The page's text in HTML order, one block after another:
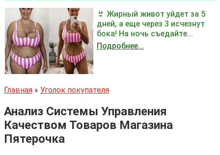
👙 Жирный живот уйдет за 5
дней, а еще через 3 исчезнут
бока! На ночь съедайте...
Подробнее...
Главная » Уголок покупателя
Анализ Системы Управления
Качеством Товаров Магазина
Пятерочка